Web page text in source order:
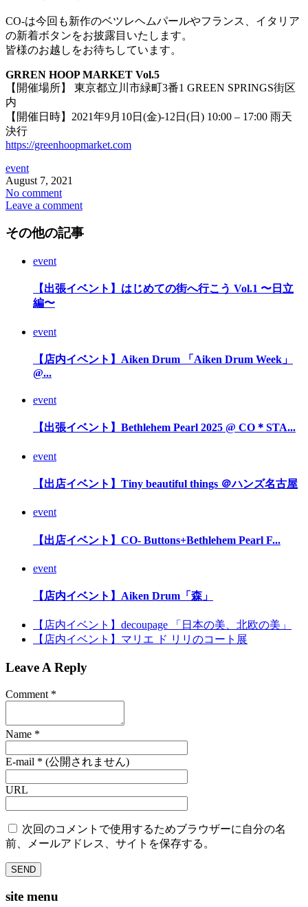
CO-は今回も新作のベツレヘムパールやフランス、イタリア
の新着ボタンをお披露目いたします。
皆様のお越しをお待ちしています。
GRREN HOOP MARKET Vol.5
【開催場所】 東京都立川市緑町3番1 GREEN SPRINGS街区
内
【開催日時】2021年9月10日(金)-12日(日) 10:00 – 17:00 雨天
決行
https://greenhoopmarket.com
event
August 7, 2021
No comment
Leave a comment
その他の記事
event
【出張イベント】はじめての街へ行こう Vol.1 〜日立
編〜
event
【店内イベント】Aiken Drum 「Aiken Drum Week」
@...
event
【出張イベント】Bethlehem Pearl 2025 @ CO＊STA...
event
【出店イベント】Tiny beautiful things ＠ハンズ名古屋
event
【出店イベント】CO- Buttons+Bethlehem Pearl F...
event
【店内イベント】Aiken Drum「森」
【店内イベント】decoupage 「日本の美、北欧の美」
【店内イベント】マリエ ド リリのコート展
Leave A Reply
Comment *
Name *
E-mail * (公開されません)
URL
次回のコメントで使用するためブラウザーに自分の名
前、メールアドレス、サイトを保存する。
site menu